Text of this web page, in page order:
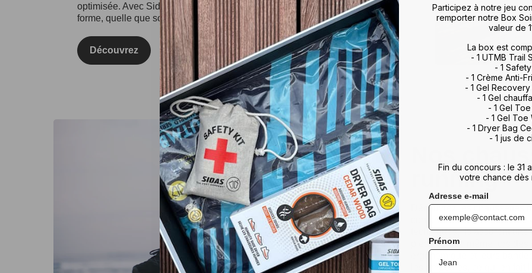
optimisée. Avec Sidas, prenez soin de vos pieds et restez au top de votre
forme, quelle que soit l'activité !
Découvrez
Nos
running
Découvrez les chaussettes
confort exceptionnel lors
techniques, ils assurent
pieds au sec même lors
ergonomique et leurs
les ampoules, ce qui en
Participez à notre jeu
remporter notre Box
valeur de
La box est
- 1 UTMB Trail
- 1
- 1 Crème Anti-
- 1 Gel
- 1 Gel
- 1 Gel
- 1 Gel Toe
- 1 Dryer Bag
- 1 jus de
Fin du concours : le 31
votre chance dès
Adresse e-mail
Prénom